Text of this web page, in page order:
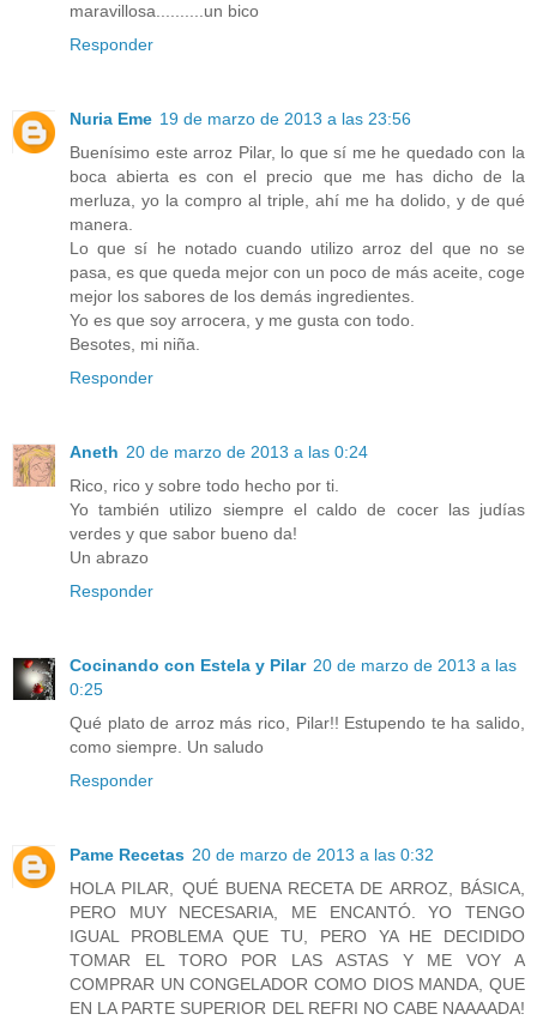
maravillosa..........un bico
Responder
Nuria Eme 19 de marzo de 2013 a las 23:56
Buenísimo este arroz Pilar, lo que sí me he quedado con la
boca abierta es con el precio que me has dicho de la
merluza, yo la compro al triple, ahí me ha dolido, y de qué
manera.
Lo que sí he notado cuando utilizo arroz del que no se
pasa, es que queda mejor con un poco de más aceite, coge
mejor los sabores de los demás ingredientes.
Yo es que soy arrocera, y me gusta con todo.
Besotes, mi niña.
Responder
Aneth 20 de marzo de 2013 a las 0:24
Rico, rico y sobre todo hecho por ti.
Yo también utilizo siempre el caldo de cocer las judías
verdes y que sabor bueno da!
Un abrazo
Responder
Cocinando con Estela y Pilar 20 de marzo de 2013 a las
0:25
Qué plato de arroz más rico, Pilar!! Estupendo te ha salido,
como siempre. Un saludo
Responder
Pame Recetas 20 de marzo de 2013 a las 0:32
HOLA PILAR, QUÉ BUENA RECETA DE ARROZ, BÁSICA,
PERO MUY NECESARIA, ME ENCANTÓ. YO TENGO
IGUAL PROBLEMA QUE TU, PERO YA HE DECIDIDO
TOMAR EL TORO POR LAS ASTAS Y ME VOY A
COMPRAR UN CONGELADOR COMO DIOS MANDA, QUE
EN LA PARTE SUPERIOR DEL REFRI NO CABE NAAAADA!